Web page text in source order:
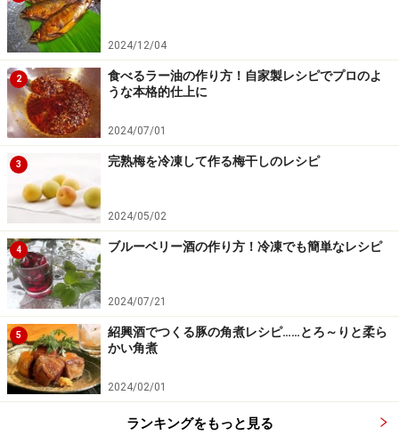
5
生地を冷ます
バットにかたくり粉を振り、生地を広げて冷まします。
生地をはさみで10等分に切り分けます。
2024/12/04
2
食べるラー油の作り方！自家製レシピでプロのよ
うな本格的仕上に
2024/07/01
3 完熟梅を冷凍して作る梅干しのレシピ
2024/05/02
4 ブルーベリー酒の作り方！冷凍でも簡単なレシピ
2024/07/21
5
紹興酒でつくる豚の角煮レシピ……とろ～りと柔ら
かい角煮
2024/02/01
ランキングをもっと見る